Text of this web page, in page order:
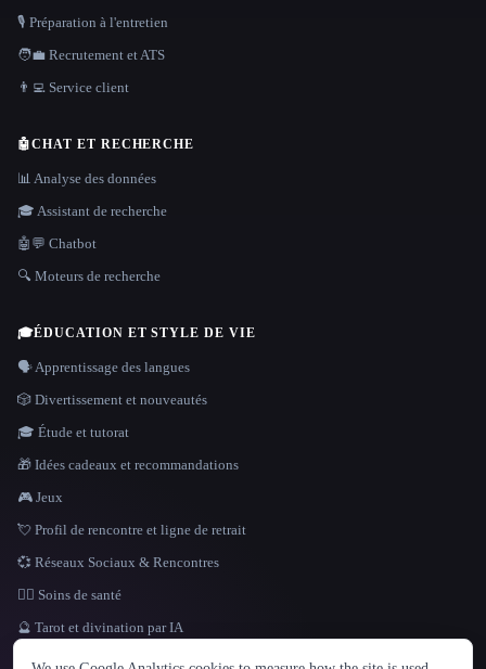
LANGUE
🎙️ Préparation à l'entretien
🧑‍💼 Recrutement et ATS
👨‍💻 Service client
🤖CHAT ET RECHERCHE
📊 Analyse des données
🎓 Assistant de recherche
🤖💬 Chatbot
🔍 Moteurs de recherche
🎓ÉDUCATION ET STYLE DE VIE
🗣️ Apprentissage des langues
🎲 Divertissement et nouveautés
🎓 Étude et tutorat
🎁 Idées cadeaux et recommandations
🎮 Jeux
💘 Profil de rencontre et ligne de retrait
💞 Réseaux Sociaux & Rencontres
👩‍⚕️ Soins de santé
🔮 Tarot et divination par IA